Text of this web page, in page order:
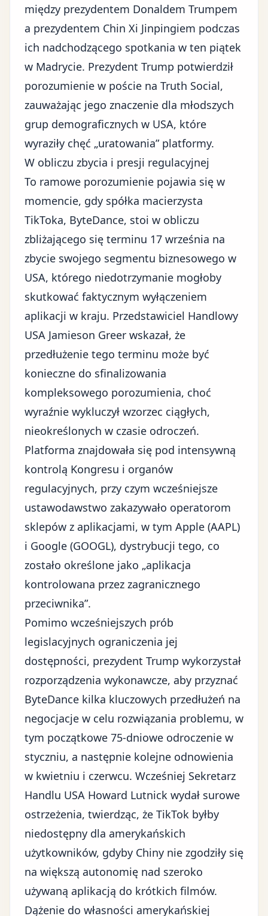
między prezydentem Donaldem Trumpem
a prezydentem Chin Xi Jinpingiem podczas
ich nadchodzącego spotkania w ten piątek
w Madrycie. Prezydent Trump potwierdził
porozumienie w poście na Truth Social,
zauważając jego znaczenie dla młodszych
grup demograficznych w USA, które
wyraziły chęć „uratowania” platformy.
W obliczu zbycia i presji regulacyjnej
To ramowe porozumienie pojawia się w
momencie, gdy spółka macierzysta
TikToka, ByteDance, stoi w obliczu
zbliżającego się terminu 17 września na
zbycie swojego segmentu biznesowego w
USA, którego niedotrzymanie mogłoby
skutkować faktycznym wyłączeniem
aplikacji w kraju. Przedstawiciel Handlowy
USA Jamieson Greer wskazał, że
przedłużenie tego terminu może być
konieczne do sfinalizowania
kompleksowego porozumienia, choć
wyraźnie wykluczył wzorzec ciągłych,
nieokreślonych w czasie odroczeń.
Platforma znajdowała się pod intensywną
kontrolą Kongresu i organów
regulacyjnych, przy czym wcześniejsze
ustawodawstwo zakazywało operatorom
sklepów z aplikacjami, w tym Apple (AAPL)
i Google (GOOGL), dystrybucji tego, co
zostało określone jako „aplikacja
kontrolowana przez zagranicznego
przeciwnika”.
Pomimo wcześniejszych prób
legislacyjnych ograniczenia jej
dostępności, prezydent Trump wykorzystał
rozporządzenia wykonawcze, aby przyznać
ByteDance kilka kluczowych przedłużeń na
negocjacje w celu rozwiązania problemu, w
tym początkowe 75-dniowe odroczenie w
styczniu, a następnie kolejne odnowienia
w kwietniu i czerwcu. Wcześniej Sekretarz
Handlu USA Howard Lutnick wydał surowe
ostrzeżenia, twierdząc, że TikTok byłby
niedostępny dla amerykańskich
użytkowników, gdyby Chiny nie zgodziły się
na większą autonomię nad szeroko
używaną aplikacją do krótkich filmów.
Dążenie do własności amerykańskiej